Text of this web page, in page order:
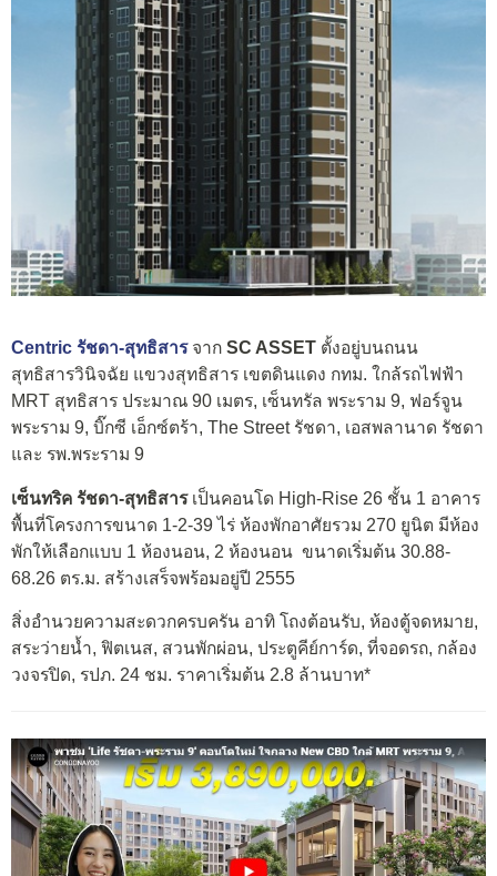
Centric รัชดา-สุทธิสารจาก SC ASSET ตั้งอยู่บนถนน
สุทธิสารวินิจฉัย แขวงสุทธิสาร เขตดินแดง กทม. ใกล้รถไฟฟ้า
MRT สุทธิสาร ประมาณ 90 เมตร, เซ็นทรัล พระราม 9, ฟอร์จูน
พระราม 9, บิ๊กซี เอ็กซ์ตร้า, The Street รัชดา, เอสพลานาด รัชดา
และ รพ.พระราม 9
เซ็นทริค รัชดา-สุทธิสาร เป็นคอนโด High-Rise 26 ชั้น 1 อาคาร
พื้นที่โครงการขนาด 1-2-39 ไร่ ห้องพักอาศัยรวม 270 ยูนิต มีห้อง
พักให้เลือกแบบ 1 ห้องนอน, 2 ห้องนอน ขนาดเริ่มต้น 30.88-
68.26 ตร.ม. สร้างเสร็จพร้อมอยู่ปี 2555
สิ่งอำนวยความสะดวกครบครัน อาทิ โถงต้อนรับ, ห้องตู้จดหมาย,
สระว่ายน้ำ, ฟิตเนส, สวนพักผ่อน, ประตูคีย์การ์ด, ที่จอดรถ, กล้อง
วงจรปิด, รปภ. 24 ชม. ราคาเริ่มต้น 2.8 ล้านบาท*